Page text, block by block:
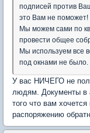
подписей против
это Вам не поможет!
Мы можем сами по
провести общее
Мы используем все
под окнами не было.
У вас НИЧЕГО не
людям. Документы в
того что вам
распоряжению